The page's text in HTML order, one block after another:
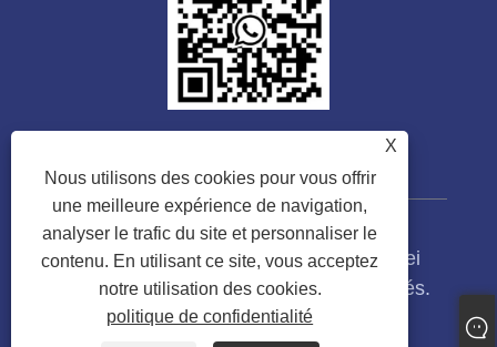
Copyright © 2023 Guangdong Tongwei
Machinery Co., Ltd. Tous droits réservés.
Links
Sitemap RSS
X
Nous utilisons des cookies pour vous offrir
une meilleure expérience de navigation,
analyser le trafic du site et personnaliser le
contenu. En utilisant ce site, vous acceptez
notre utilisation des cookies.
politique de confidentialité